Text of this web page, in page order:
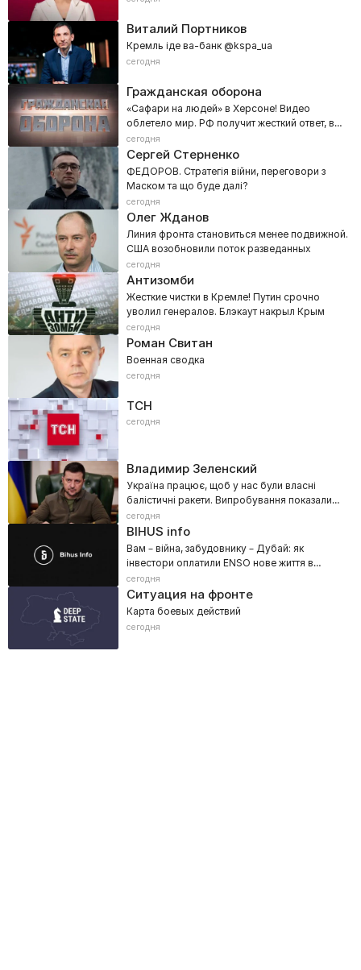
Виталий Портников
Кремль іде ва-банк @kspa_ua
сегодня
Гражданская оборона
«Сафари на людей» в Херсоне! Видео
облетело мир. РФ получит жесткий ответ, в
Кремле задрожали
сегодня
Сергей Стерненко
ФЕДОРОВ. Стратегія війни, переговори з
Маском та що буде далі?
сегодня
Олег Жданов
Линия фронта становиться менее подвижной.
США возобновили поток разведанных
сегодня
Антизомби
Жесткие чистки в Кремле! Путин срочно
уволил генералов. Блэкаут накрыл Крым
сегодня
Роман Свитан
Военная сводка
сегодня
ТСН
сегодня
Владимир Зеленский
Україна працює, щоб у нас були власні
балістичні ракети. Випробування показали
хороші перспективи
сегодня
BIHUS info
Вам – війна, забудовнику – Дубай: як
інвестори оплатили ENSO нове життя в
Еміратах
сегодня
Ситуация на фронте
Карта боевых действий
сегодня